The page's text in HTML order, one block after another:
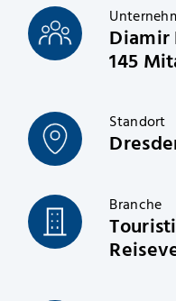
Diamir
145
Standort
Branche